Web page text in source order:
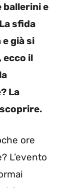
ballerini e
sfida
già si
ecco il
La
ore
L’evento